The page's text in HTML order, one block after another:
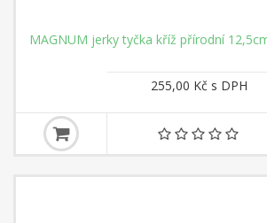
MAGNUM jerky tyčka kříž přírodní
255,00 Kč s DPH